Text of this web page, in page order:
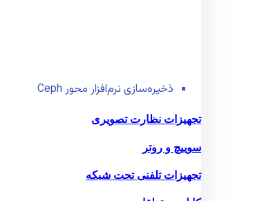
ذخیره‌سازی نرم‌افزار محور Ceph
تجهیزات نظارت تصویری
سوییچ و روتر
تجهیزات تلفنی تحت شبکه